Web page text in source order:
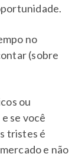
no
(sobre
ou
se você
tristes é
e não